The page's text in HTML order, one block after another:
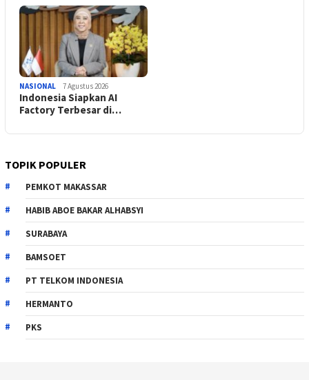
NASIONAL 7 Agustus 2026
Indonesia Siapkan AI
Factory Terbesar di…
TOPIK POPULER
PEMKOT MAKASSAR
HABIB ABOE BAKAR ALHABSYI
SURABAYA
BAMSOET
PT TELKOM INDONESIA
HERMANTO
PKS